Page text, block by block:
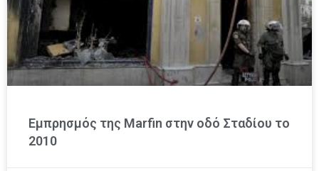
Εμπρησμός της Marfin στην οδό Σταδίου το
2010